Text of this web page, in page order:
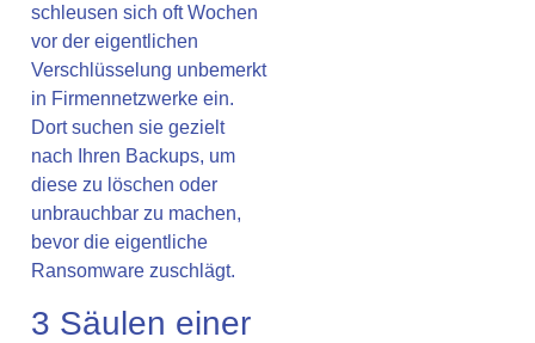
schleusen sich oft Wochen
vor der eigentlichen
Verschlüsselung unbemerkt
in Firmennetzwerke ein.
Dort suchen sie gezielt
nach Ihren Backups, um
diese zu löschen oder
unbrauchbar zu machen,
bevor die eigentliche
Ransomware zuschlägt.
3 Säulen einer